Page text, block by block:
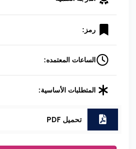
رمز:
الساعات المعتمده:
المتطلبات الأساسية:
تحميل PDF